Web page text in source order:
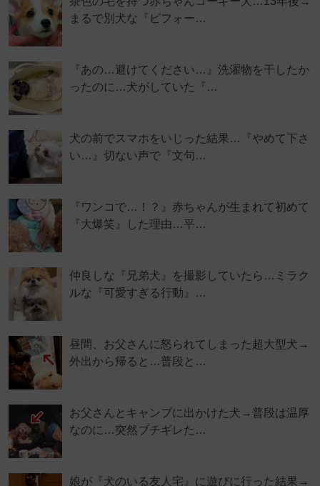
まるで別犬な『ビフォー…
『あの…避けてください…』洗濯物を干したか
ったのに…犬がしていた『…
犬の前でスマホをいじった結果…『やめて下さ
い…』切ない声で『文句…
『ワンコで…！？』赤ちゃんが生まれて初めて
『大爆笑』した理由…平…
仲良しな『兄弟犬』を撮影していたら…ミラク
ルな『可愛すぎる行動』…
昼間、お父さんに怒られてしまった超大型犬→
外出から帰ると…普段と…
お父さんとキャンプに出かけた犬→普段は温厚
なのに…突然ブチギレた…
娘が『犬のいる友人宅』に遊びに行った結果→